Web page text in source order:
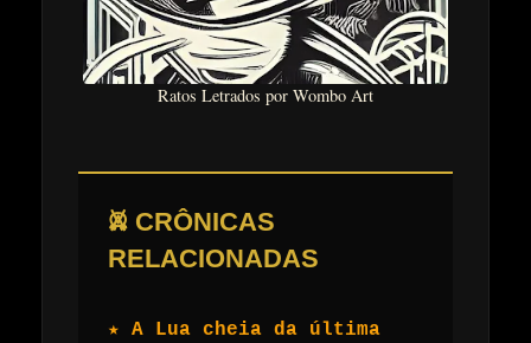
Ratos Letrados por Wombo Art
𖤙 CRÔNICAS
RELACIONADAS
★ A Lua cheia da última